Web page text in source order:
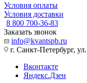
Условия оплаты
Условия доставки
8 800 700-36-83
Заказать звонок
info@kvantspb.ru
г. Санкт-Петербург,
Вконтакте
Яндекс.Дзен